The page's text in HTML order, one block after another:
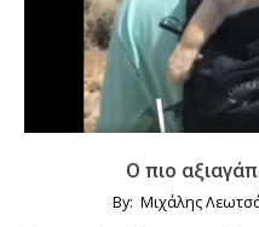
Ο πιο
By: Μιχάλης